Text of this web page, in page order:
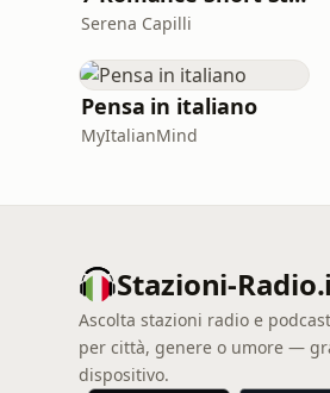
Serena Capilli
Pensa in italiano
MyItalianMind
Stazioni-
Ascolta stazioni radio e
per città, genere o umore —
dispositivo.